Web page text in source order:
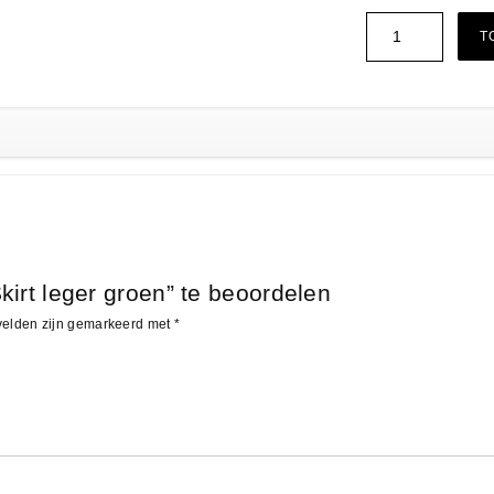
leger groen” te beoordelen
zijn gemarkeerd met *